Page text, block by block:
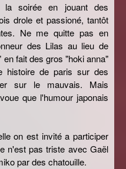
soirée en jouant des
drole et passioné, tantôt
Ne me quitte pas en
des Lilas au lieu de
fait des gros "hoki anna"
de paris sur des
sur le mauvais. Mais
que l'humour japonais
on est invité a participer
n'est pas triste avec Gaël
par des chatouille.